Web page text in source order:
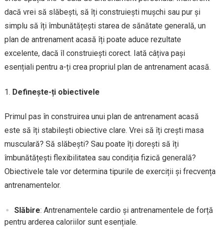
dacă vrei să slăbești, să îți construiești mușchi sau pur și
simplu să îți îmbunătățești starea de sănătate generală, un
plan de antrenament acasă îți poate aduce rezultate
excelente, dacă îl construiești corect. Iată câțiva pași
esențiali pentru a-ți crea propriul plan de antrenament acasă.
Definește-ți obiectivele
Primul pas în construirea unui plan de antrenament acasă
este să îți stabilești obiective clare. Vrei să îți crești masa
musculară? Să slăbești? Sau poate îți dorești să îți
îmbunătățești flexibilitatea sau condiția fizică generală?
Obiectivele tale vor determina tipurile de exerciții și frecvența
antrenamentelor.
Slăbire: Antrenamentele cardio și antrenamentele de forță
pentru arderea caloriilor sunt esențiale.